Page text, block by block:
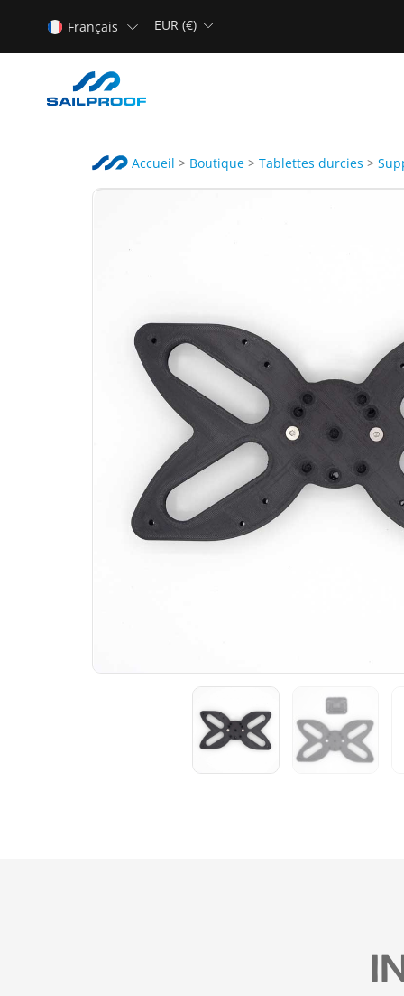
Français EUR (€)
Accueil > Boutique > Tablettes durcies >